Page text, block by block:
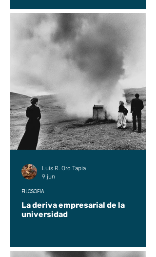
La deriva empresarial de la
universidad
FILOSOFÍA
Luis R. Oro Tapia
9 jun